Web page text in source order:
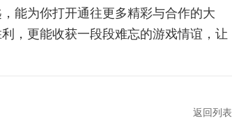
能为你打开通往更多精彩与合作的大
，更能收获一段段难忘的游戏情谊，让
返回列表